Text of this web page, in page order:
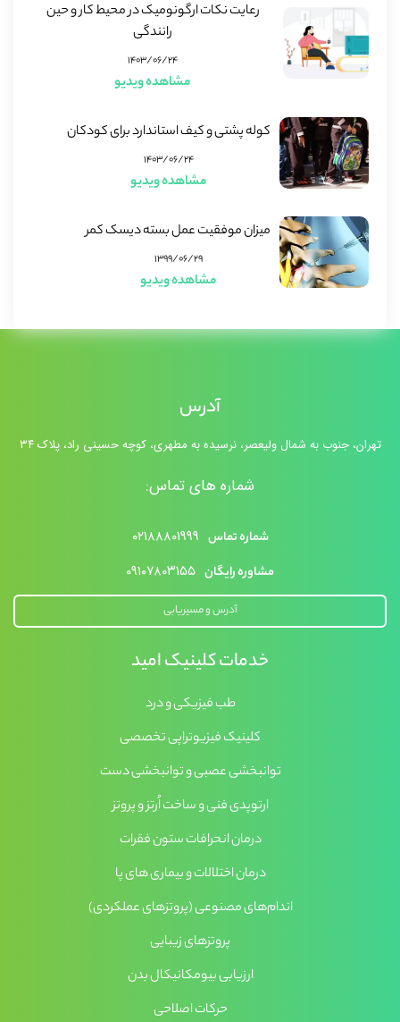
رعایت نکات ارگونومیک در محیط کار و حین
رانندگی
۱۴۰۳/۰۶/۲۴
مشاهده ویدیو
کوله پشتی و کیف استاندارد برای کودکان
۱۴۰۳/۰۶/۲۴
مشاهده ویدیو
میزان موفقیت عمل بسته دیسک کمر
۱۳۹۹/۰۶/۲۹
مشاهده ویدیو
آدرس
تهران، جنوب به شمال ولیعصر، نرسیده به مطهری، کوچه حسینی راد، پلاک ۳۴
شماره های تماس:
شماره تماس ۰۲۱۸۸۸۰۱۹۹۹
مشاوره رایگان ۰۹۱۰۷۸۰۳۱۵۵
آدرس و مسیریابی
خدمات کلینیک امید
طب فیزیکی و درد
کلینیک فیزیوتراپی تخصصی
توانبخشی عصبی و توانبخشی دست
ارتوپدی فنی و ساخت اُرتز و پروتز
درمان انحرافات ستون فقرات
درمان اختلالات و بیماری های پا
اندام‌های مصنوعی (پروتزهای عملکردی)
پروتزهای زیبایی
ارزیابی بیومکانیکال بدن
حرکات اصلاحی